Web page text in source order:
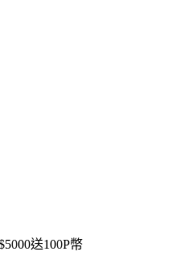
送100P幣